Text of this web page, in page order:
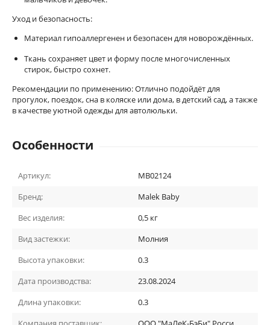
Уход и безопасность:
Материал гипоаллергенен и безопасен для новорождённых.
Ткань сохраняет цвет и форму после многочисленных
стирок, быстро сохнет.
Рекомендации по применению: Отлично подойдёт для
прогулок, поездок, сна в коляске или дома, в детский сад, а также
в качестве уютной одежды для автолюльки.
Особенности
Артикул:
MB02124
Бренд:
Malek Baby
Вес изделия:
0,5 кг
Вид застежки:
Молния
Высота упаковки:
0.3
Дата производства:
23.08.2024
Длина упаковки:
0.3